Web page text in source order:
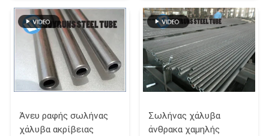
ΠΟΛΙΤΙΚΉ
ΜΥΣΤΙΚΌΤΗΤΑΣ
Άνευ ραφής σωλήνας
χάλυβα ακρίβειας
Σωλήνας χάλυβα
άνθρακα χαμηλής